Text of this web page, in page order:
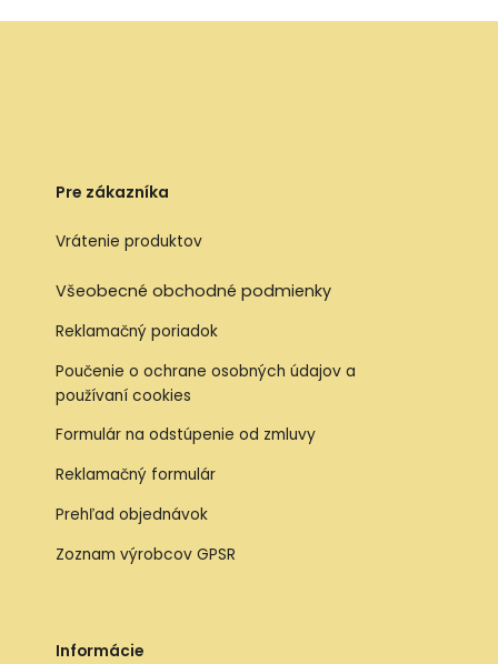
Pre zákazníka
Vrátenie produktov
Všeobecné obchodné podmienky
Reklamačný poriadok
Poučenie o ochrane osobných údajov a
používaní cookies
Formulár na odstúpenie od zmluvy
Reklamačný formulár
Prehľad objednávok
Zoznam výrobcov GPSR
Informácie